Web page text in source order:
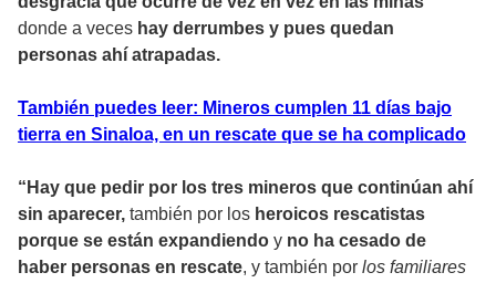
donde a veces hay derrumbes y pues quedan
personas ahí atrapadas.
También puedes leer: Mineros cumplen 11 días bajo
tierra en Sinaloa, en un rescate que se ha complicado
“Hay que pedir por los tres mineros que continúan ahí
sin aparecer, también por los heroicos rescatistas
porque se están expandiendo y no ha cesado de
haber personas en rescate, y también por los familiares